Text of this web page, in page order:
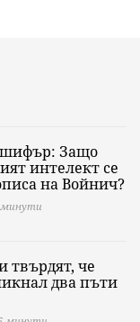
шифър: Защо
интелект се
на Войнич?
минути
твърдят, че
два пъти